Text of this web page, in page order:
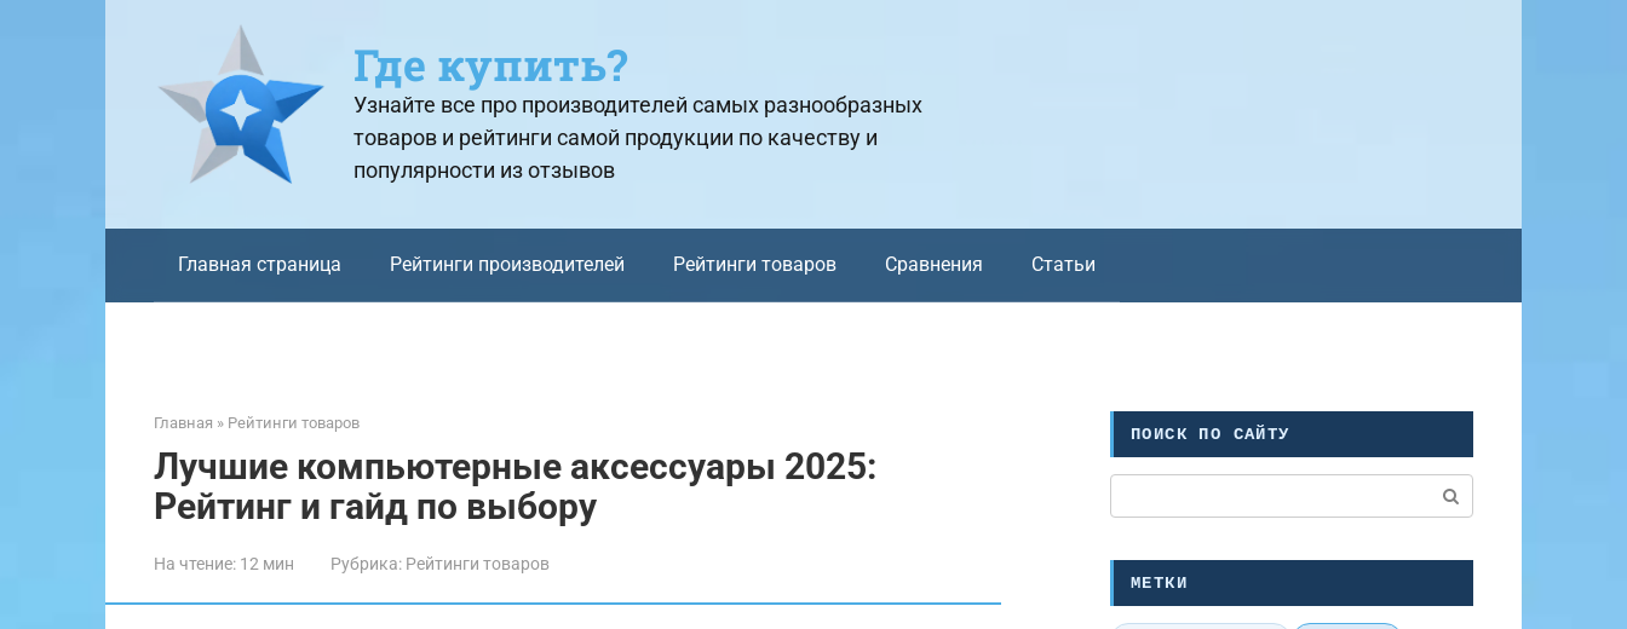
Где купить?
Узнайте все про производителей самых разнообразных
товаров и рейтинги самой продукции по качеству и
популярности из отзывов
Главная страница Рейтинги производителей Рейтинги товаров Сравнения Статьи
Главная » Рейтинги товаров
Лучшие компьютерные аксессуары 2025:
Рейтинг и гайд по выбору
На чтение: 12 мин Рубрика: Рейтинги товаров
ПОИСК ПО САЙТУ
МЕТКИ